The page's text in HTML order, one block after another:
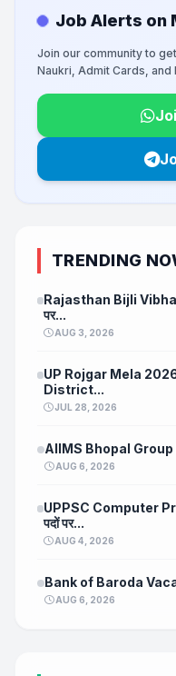
Job Alerts on
Join our community to
Naukri, Admit Cards, and
TRENDING
Rajasthan Bijli
पर...
AUG 3, 2026
UP Rojgar Mela
District...
JUL 28, 2026
AIIMS Bhopal Group
AUG 6, 2026
UPPSC Computer
पदों पर...
AUG 4, 2026
Bank of Baroda
AUG 6, 2026